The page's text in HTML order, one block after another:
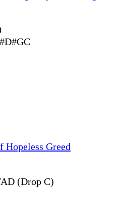
Greed
(Drop C)